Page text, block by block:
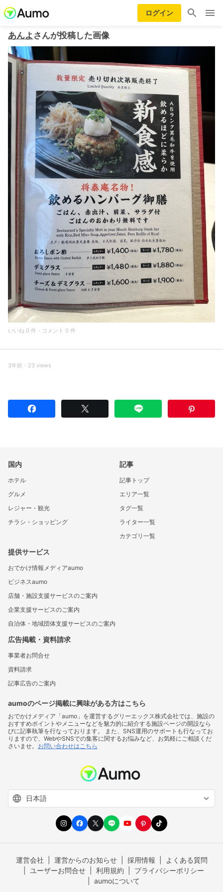
ログイン
あんよ さんが投稿した画像
いいね 0 件・コメント 0 件
3年前・23 views
国内
ホテル
グルメ
レジャー・観光
チラシ・ショッピング
記事
記事トップ
エリア一覧
タグ一覧
ライター一覧
カテゴリ一覧
提供サービス
おでかけ情報メディアaumo
ビジネスaumo
店舗・施設支援サービスのご案内
企業支援サービスのご案内
自治体・地域団体支援サービスのご案内
広告掲載・資料請求
事業者お問合せ
資料請求
記事広告のご案内
aumoのページ掲載に興味がある方はこちら
おでかけメディア「aumo」を運営するグリーエックス株式会社では、施設の
おすすめポイントやメニューなどを魅力的に紹介する施設ページの開設なら
びに記事執筆を行なっております。 また、SNS運用のサポートも行なってお
りますので、WebやSNSでの集客に関するお悩みなど、お気軽にご相談くだ
さいませ。 お問い合わせはこちら
運営会社 運営からのお知らせ 採用情報
よくある質問
ユーザーお問合せ
利用規約
プライバシーポリシー
aumoについて